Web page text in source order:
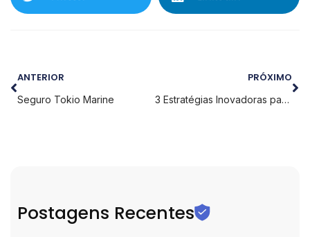
ANTERIOR
Seguro Tokio Marine
PRÓXIMO
3 Estratégias Inovadoras para Corretores de Seguros de Veículos
Postagens Recentes